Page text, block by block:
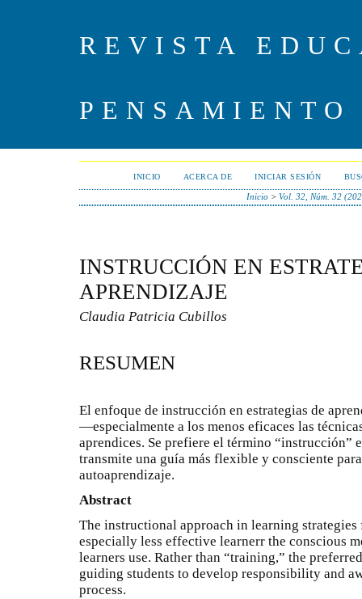
REVISTA
PENSAMIENTO
INICIO ACERCA DE INICIAR SESIÓN
Inicio> Vol. 32, Núm. 32
INSTRUCCIÓN EN
APRENDIZAJE
Claudia Patricia Cubillos
RESUMEN
El enfoque de instrucción en estrategias de
—especialmente a los menos eficaces las
aprendices. Se prefiere el término “instrucción”
transmite una guía más flexible y consciente
autoaprendizaje.
Abstract
The instructional approach in learning
especially less effective learnerr the conscious
learners use. Rather than “training,” the
guiding students to develop responsibility and
process.